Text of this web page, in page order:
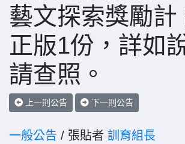
藝文探索獎勵計
正版1份，詳如
請查照。
上一則公告 下一則公告
一般公告 / 張貼者 訓育組長